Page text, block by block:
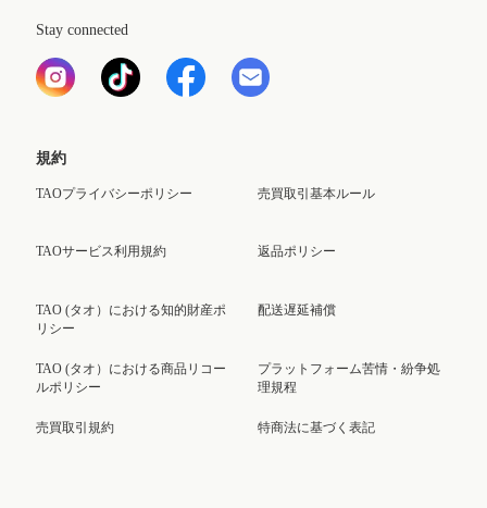
Stay connected
規約
TAOプライバシーポリシー
TAOサービス利用規約
TAO (タオ）における知的財産ポ
リシー
TAO (タオ）における商品リコー
ルポリシー
売買取引規約
売買取引基本ルール
返品ポリシー
配送遅延補償
プラットフォーム苦情・紛争処
理規程
特商法に基づく表記